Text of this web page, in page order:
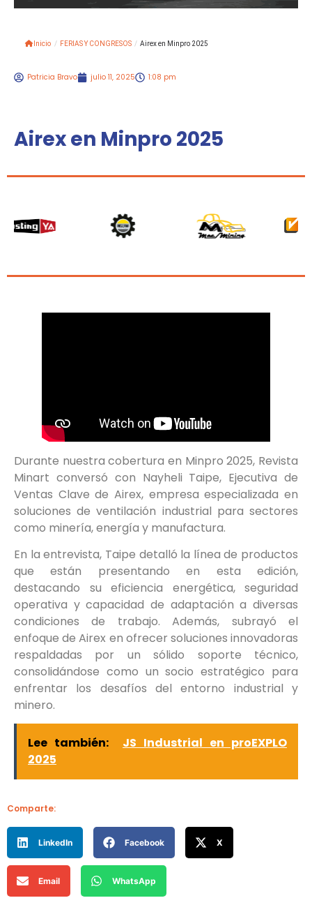
Inicio / FERIAS Y CONGRESOS / Airex en Minpro 2025
Patricia Bravo julio 11, 2025 1:08 pm
Airex en Minpro 2025
Durante nuestra cobertura en Minpro 2025, Revista
Minart conversó con Nayheli Taipe, Ejecutiva de
Ventas Clave de Airex, empresa especializada en
soluciones de ventilación industrial para sectores
como minería, energía y manufactura.
En la entrevista, Taipe detalló la línea de productos
que están presentando en esta edición,
destacando su eficiencia energética, seguridad
operativa y capacidad de adaptación a diversas
condiciones de trabajo. Además, subrayó el
enfoque de Airex en ofrecer soluciones innovadoras
respaldadas por un sólido soporte técnico,
consolidándose como un socio estratégico para
enfrentar los desafíos del entorno industrial y
minero.
Lee también:
JS Industrial en proEXPLO
2025
Comparte:
LinkedIn Facebook X
Email WhatsApp